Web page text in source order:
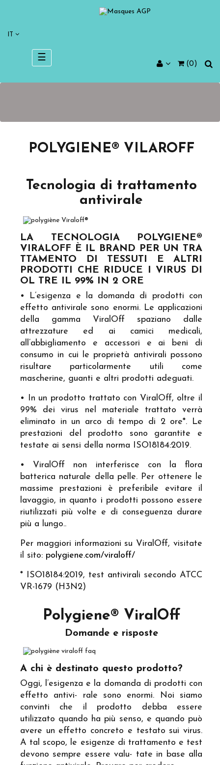
navigazione
Toggle
☰
(0)
POLYGIENE® VILAROFF
Tecnologia di trattamento
antivirale
LA TECNOLOGIA POLYGIENE®
VIRALOFF È IL BRAND PER UN TRA
TTAMENTO DI TESSUTI E ALTRI
PRODOTTI CHE RIDUCE I VIRUS DI
OL TRE IL 99% IN 2 ORE
• L’esigenza e la domanda di prodotti con
effetto antivirale sono enormi. Le applicazioni
della gamma ViralOff spaziano dalle
attrezzature ed ai camici medicali,
all’abbigliamento e accessori e ai beni di
consumo in cui le proprietà antivirali possono
risultare particolarmente utili come
mascherine, guanti e altri prodotti adeguati.
• In un prodotto trattato con ViralOff, oltre il
99% dei virus nel materiale trattato verrà
eliminato in un arco di tempo di 2 ore*. Le
prestazioni del prodotto sono garantite e
testate ai sensi della norma ISO18184:2019.
• ViralOff non interferisce con la flora
batterica naturale della pelle. Per ottenere le
massime prestazioni è preferibile evitare il
lavaggio, in quanto i prodotti possono essere
riutilizzati più volte e di conseguenza durare
più a lungo..
Per maggiori informazioni su ViralOff, visitate
il sito: polygiene.com/viraloff/
* ISO18184:2019, test antivirali secondo ATCC
VR-1679 (H3N2)
Polygiene® ViralOff
Domande e risposte
A chi è destinato questo prodotto?
Oggi, l’esigenza e la domanda di prodotti con
effetto antivi- rale sono enormi. Noi siamo
convinti che il prodotto debba essere
utilizzato quando ha più senso, e quando può
avere un effetto concreto e testato sui virus.
A tal scopo, le esigenze di trattamento e test
devono sempre essere valu- tate in base alla